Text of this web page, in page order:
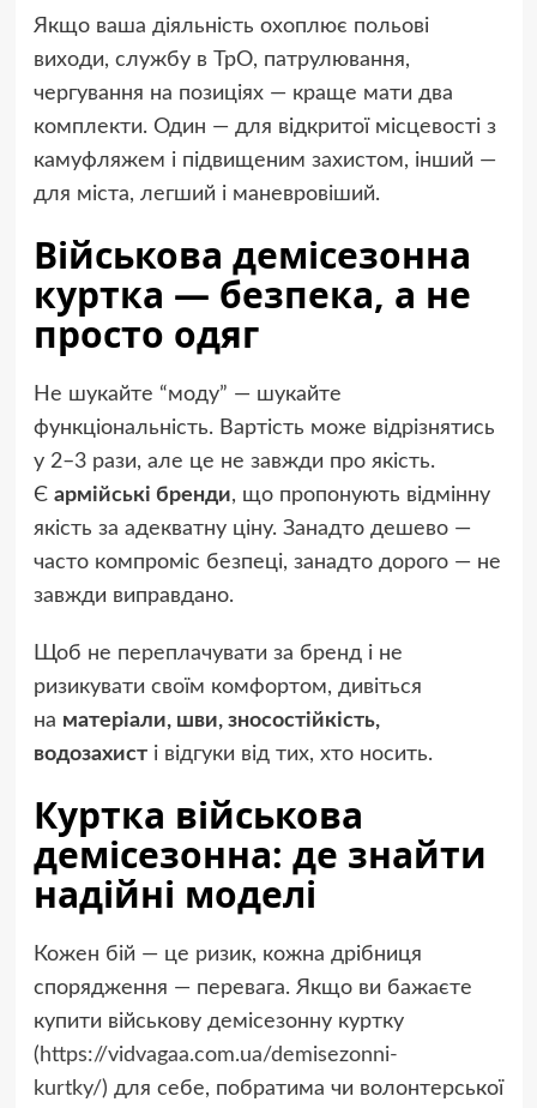
Якщо ваша діяльність охоплює польові
виходи, службу в ТрО, патрулювання,
чергування на позиціях — краще мати два
комплекти. Один — для відкритої місцевості з
камуфляжем і підвищеним захистом, інший —
для міста, легший і маневровіший.
Військова демісезонна
куртка — безпека, а не
просто одяг
Не шукайте “моду” — шукайте
функціональність. Вартість може відрізнятись
у 2–3 рази, але це не завжди про якість.
Є армійські бренди, що пропонують відмінну
якість за адекватну ціну. Занадто дешево —
часто компроміс безпеці, занадто дорого — не
завжди виправдано.
Щоб не переплачувати за бренд і не
ризикувати своїм комфортом, дивіться
на матеріали, шви, зносостійкість,
водозахисті відгуки від тих, хто носить.
Куртка військова
демісезонна: де знайти
надійні моделі
Кожен бій — це ризик, кожна дрібниця
спорядження — перевага. Якщо ви бажаєте
купити військову демісезонну куртку
( https://vidvagaa.com.ua/demisezonni-
kurtky/) для себе, побратима чи волонтерської